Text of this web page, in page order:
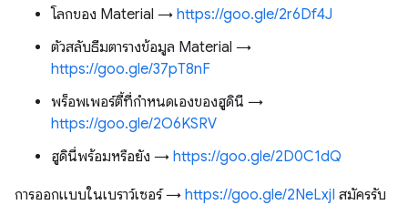
โลกของ Material → https://goo.gle/2r6Df4J
ตัวสลับธีมตารางข้อมูล Material →
https://goo.gle/37pT8nF
พร็อพเพอร์ตี้ที่กำหนดเองของฮูดินี →
https://goo.gle/2O6KSRV
ฮูดินี่พร้อมหรือยัง → https://goo.gle/2D0C1dQ
การออกแบบในเบราว์เซอร์ → https://goo.gle/2NeLxjI สมัครรับ